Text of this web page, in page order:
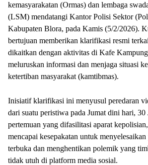
kemasyarakatan (Ormas) dan lembaga
(LSM) mendatangi Kantor Polisi Sektor
Kabupaten Blora, pada Kamis (5/2/2026).
bertujuan memberikan klarifikasi resmi
dikaitkan dengan aktivitas di Kafe
meluruskan informasi dan menjaga situasi
ketertiban masyarakat (kamtibmas).
Inisiatif klarifikasi ini menyusul peredaran
dari suatu peristiwa pada Jumat dini hari,
pertemuan yang difasilitasi aparat
mencapai kesepakatan untuk menyelesaikan
terbuka dan menghentikan polemik yang
tidak utuh di platform media sosial.